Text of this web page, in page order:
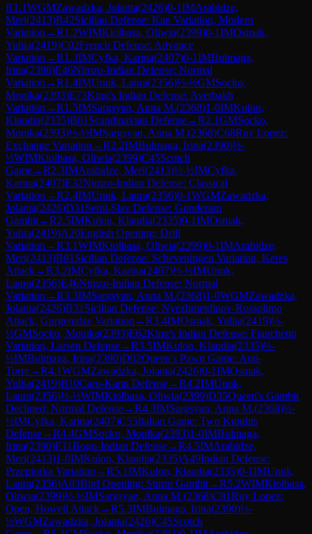
R1.1WGMZawadzka, Jolanta(2426)0-1IMArabidze,
Meri(2413)B42Sicilian Defense: Kan Variation, Modern
Variation →R1.2WIMKiolbasa, Oliwia(2399)0-1IMOsmak,
Yuliia(2419)C02French Defense: Advance
Variation →R1.3IMCyfka, Karina(2407)0-1IMBulmaga,
Irina(2390)E46Nimzo-Indian Defense: Normal
Variation →R1.4IMUnuk, Laura(2356)½-½GMSocko,
Monika(2393)E73King's Indian Defense: Averbakh
Variation →R1.5IMSargsyan, Anna M.(2368)1-0IMKulon,
Klaudia(2335)B01 Scandinavian Defense→R2.1GMSocko,
Monika(2393)½-½IMSargsyan, Anna M.(2368)C68Ruy Lopez:
Exchange Variation →R2.2IMBulmaga, Irina(2390)½-
½WIMKiolbasa, Oliwia(2399)C45Scotch
Game→R2.3IMArabidze, Meri(2413)½-½IMCyfka,
Karina(2407)E32Nimzo-Indian Defense: Classical
Variation →R2.4IMUnuk, Laura(2356)0-1WGMZawadzka,
Jolanta(2426)D31 Semi-Slav Defense: Gunderam
Gambit→R2.5IMKulon, Klaudia(2335)0-1IMOsmak,
Yuliia(2419)A20English Opening: Drill
Variation →R3.1WIMKiolbasa, Oliwia(2399)0-1IMArabidze,
Meri(2413)B81 Sicilian Defense: Scheveningen Variation, Keres
Attack→R3.2IMCyfka, Karina(2407)½-½IMUnuk,
Laura(2356)E46Nimzo-Indian Defense: Normal
Variation →R3.3IMSargsyan, Anna M.(2368)1-0WGMZawadzka,
Jolanta(2426)B31 Sicilian Defense: Nyezhmetdinov-Rossolimo
Attack, Gurgenidze Variation →R3.4IMOsmak, Yuliia(2419)½-
½GMSocko, Monika(2393)E62King's Indian Defense: Fianchetto
Variation, Larsen Defense→R3.5IMKulon, Klaudia(2335)½-
½IMBulmaga, Irina(2390)D02Queen's Pawn Game: Anti-
Torre→R4.1WGMZawadzka, Jolanta(2426)0-1IMOsmak,
Yuliia(2419)B10Caro-Kann Defense→R4.2IMUnuk,
Laura(2356)½-½WIMKiolbasa, Oliwia(2399)D35Queen's Gambit
Declined: Normal Defense→R4.3IMSargsyan, Anna M.(2368)½-
½IMCyfka, Karina(2407)C55Italian Game: Two Knights
Defense→R4.4GMSocko, Monika(2393)1-0IMBulmaga,
Irina(2390)E11Bogo-Indian Defense→R4.5IMArabidze,
Meri(2413)1-0IMKulon, Klaudia(2335)A49Indian Defense:
Przepiorka Variation →R5.1IMKulon, Klaudia(2335)0-1IMUnuk,
Laura(2356)A03Bird Opening: Sturm Gambit→R5.2WIMKiolbasa,
Oliwia(2399)½-½IMSargsyan, Anna M.(2368)C81Ruy Lopez:
Open, Howell Attack→R5.3IMBulmaga, Irina(2390)½-
½WGMZawadzka, Jolanta(2426)C45Scotch